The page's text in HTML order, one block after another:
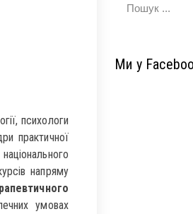
психологи
практичної
напряму
умовах
Ми у